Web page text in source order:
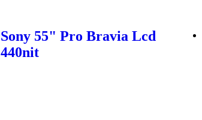
Sony 55" Pro Bravia Lcd
440nit